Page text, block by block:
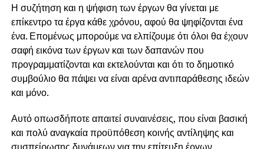
Η συζήτηση και η ψήφιση των έργων θα γίνεται με
επίκεντρο τα έργα κάθε χρόνου, αφού θα ψηφίζονται ένα
ένα. Επομένως μπορούμε να ελπίζουμε ότι όλοι θα έχουν
σαφή εικόνα των έργων και των δαπανών που
προγραμματίζονται και εκτελούνται και ότι το δημοτικό
συμβούλιο θα πάψει να είναι αρένα αντιπαράθεσης ιδεών
και μόνο.
Αυτό οπωσδήποτε απαιτεί συναινέσεις, που είναι βασική
και πολύ αναγκαία προϋπόθεση κοινής αντίληψης και